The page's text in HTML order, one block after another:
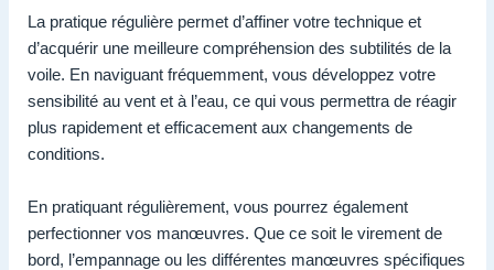
La pratique régulière permet d’affiner votre technique et
d’acquérir une meilleure compréhension des subtilités de la
voile. En naviguant fréquemment, vous développez votre
sensibilité au vent et à l’eau, ce qui vous permettra de réagir
plus rapidement et efficacement aux changements de
conditions.
En pratiquant régulièrement, vous pourrez également
perfectionner vos manœuvres. Que ce soit le virement de
bord, l’empannage ou les différentes manœuvres spécifiques